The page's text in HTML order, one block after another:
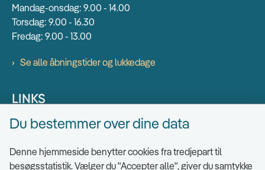
Mandag-onsdag: 9.00 - 14.00
Torsdag: 9.00 - 16.30
Fredag: 9.00 - 13.00
Se alle åbningstider og lukkedage
LINKS
Find EAN numre
Tilgængelighedserklæring
Du bestemmer over dine data
Denne hjemmeside benytter cookies fra tredjepart til
besøgsstatistik. Vælger du "Accepter alle", giver du samtykke